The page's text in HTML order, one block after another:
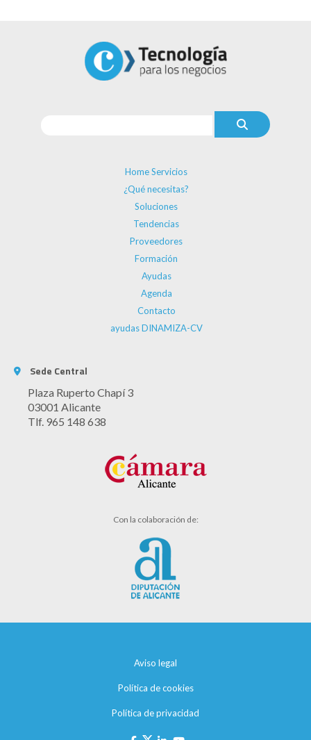
Home Servicios
¿Qué necesitas?
Soluciones
Tendencias
Proveedores
Formación
Ayudas
Agenda
Contacto
ayudas DINAMIZA-CV
Sede Central
Plaza Ruperto Chapí 3
03001 Alicante
Tlf. 965 148 638
Con la colaboración de:
Aviso legal
Política de cookies
Política de privacidad